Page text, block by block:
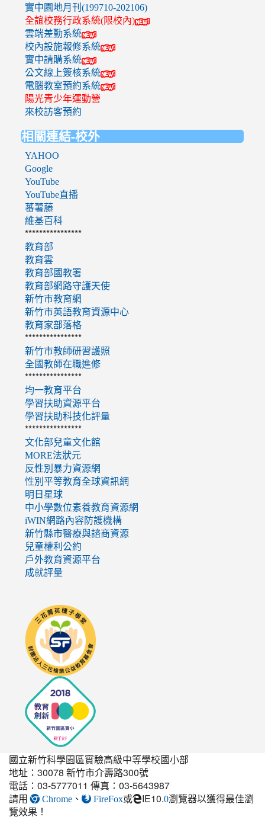
實中園地月刊(199710-202106)
全誼校務行政系統(限校內)
雲端差勤系統
校內設施報修系統
實中請購系統
公文線上簽核系統
電腦教室預約系統
陽光青少年運動營
來校訪客預約
相關連結-校外
YAHOO
Google
YouTube
YouTube直播
蕃薯藤
維基百科
****************
教育部
教育雲
教育部國教署
教育部網路守護天使
新竹市教育網
新竹市英語教育資源中心
教育家部落格
****************
新竹市教師研習護照
全國教師在職進修
****************
均一教育平台
學習扶助資源平台
學習扶助科技化評量
****************
文化部兒童文化館
MORE法狀元
反性別暴力資源網
性別平等教育全球資訊網
明日星球
中小學數位素養教育資源網
iWIN網路內容防護機構
新竹縣市醫療與諮商資源
兒童權利公約
戶外教育資源平台
成就評量
http://seedschool.sunflower.org.tw/
國立新竹科學園區實驗高級中等學校國小部
地址：30078 新竹市介壽路300號
電話：03-5777011 傳真：03-5643987
請用
Chrome 、 FireFox或 IE10.0link
瀏覽器以獲得最佳瀏
覽效果！